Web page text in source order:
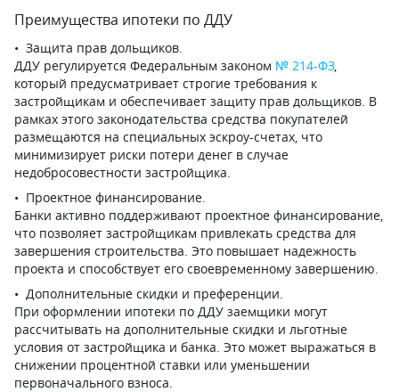
Преимущества ипотеки по ДДУ
Защита прав дольщиков.
ДДУ регулируется Федеральным законом № 214-ФЗ,
который предусматривает строгие требования к
застройщикам и обеспечивает защиту прав дольщиков. В
рамках этого законодательства средства покупателей
размещаются на специальных эскроу-счетах, что
минимизирует риски потери денег в случае
недобросовестности застройщика.
Проектное финансирование.
Банки активно поддерживают проектное финансирование,
что позволяет застройщикам привлекать средства для
завершения строительства. Это повышает надежность
проекта и способствует его своевременному завершению.
Дополнительные скидки и преференции.
При оформлении ипотеки по ДДУ заемщики могут
рассчитывать на дополнительные скидки и льготные
условия от застройщика и банка. Это может выражаться в
снижении процентной ставки или уменьшении
первоначального взноса.